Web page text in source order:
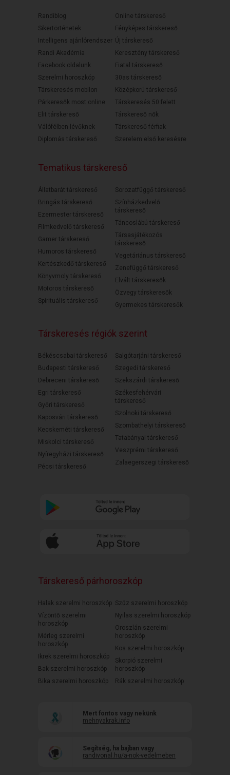
Randiblog
Sikertörténetek
Intelligens ajánlórendszer
Randi Akadémia
Facebook oldalunk
Szerelmi horoszkóp
Társkeresés mobilon
Párkeresők most online
Elit társkereső
Válófélben lévőknek
Diplomás társkereső
Online társkereső
Fényképes társkereső
Új társkereső
Keresztény társkereső
Fiatal társkereső
30as társkereső
Középkorú társkereső
Társkeresés 50 felett
Társkereső nők
Társkereső férfiak
Szerelem első keresésre
Tematikus társkereső
Állatbarát társkereső
Bringás társkereső
Ezermester társkereső
Filmkedvelő társkereső
Gamer társkereső
Humoros társkereső
Kertészkedő társkereső
Könyvmoly társkereső
Motoros társkereső
Spirituális társkereső
Sorozatfüggő társkereső
Színházkedvelő
társkereső
Táncoslábú társkereső
Társasjátékozós
társkereső
Vegetáriánus társkereső
Zenefüggő társkereső
Elvált társkeresők
Özvegy társkeresők
Gyermekes társkeresők
Társkeresés régiók szerint
Békéscsabai társkereső
Budapesti társkereső
Debreceni társkereső
Egri társkereső
Győri társkereső
Kaposvári társkereső
Kecskeméti társkereső
Miskolci társkereső
Nyíregyházi társkereső
Pécsi társkereső
Salgótarjáni társkereső
Szegedi társkereső
Szekszárdi társkereső
Székesfehérvári
társkereső
Szolnoki társkereső
Szombathelyi társkereső
Tatabányai társkereső
Veszprémi társkereső
Zalaegerszegi társkereső
Társkereső párhoroszkóp
Halak szerelmi horoszkóp
Vízöntő szerelmi
horoszkóp
Mérleg szerelmi
horoszkóp
Ikrek szerelmi horoszkóp
Bak szerelmi horoszkóp
Bika szerelmi horoszkóp
Szűz szerelmi horoszkóp
Nyilas szerelmi horoszkóp
Oroszlán szerelmi
horoszkóp
Kos szerelmi horoszkóp
Skorpió szerelmi
horoszkóp
Rák szerelmi horoszkóp
Mert fontos vagy nekünk
mehnyakrak.info
Segítség, ha bajban vagy
randivonal.hu/a-nok-vedelmeben